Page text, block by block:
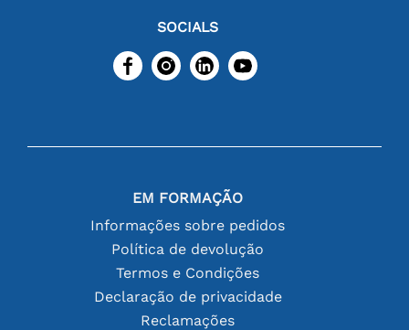
SOCIALS
EM FORMAÇÃO
Informações sobre pedidos
Política de devolução
Termos e Condições
Declaração de privacidade
Reclamações